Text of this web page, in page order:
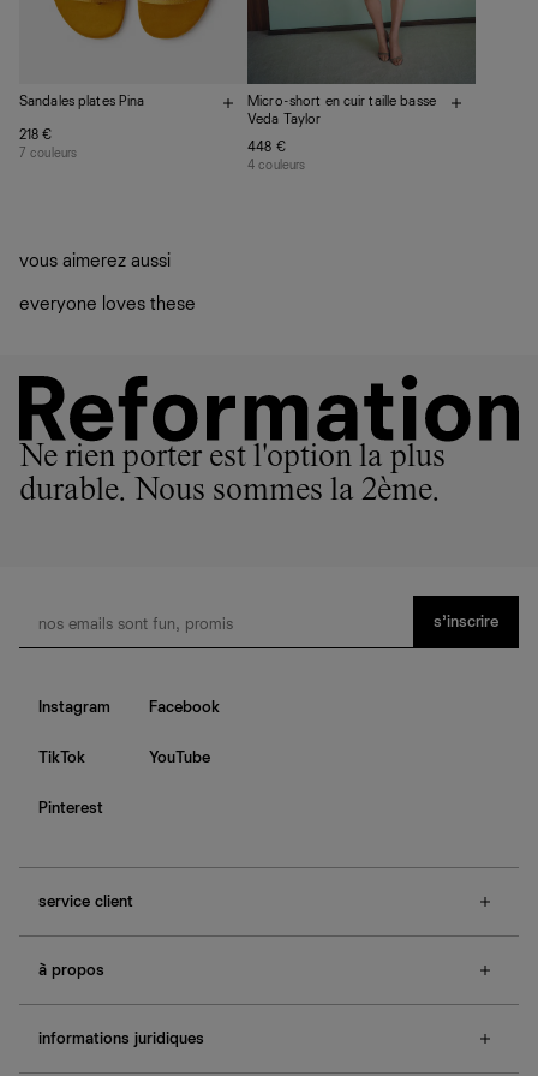
Sandales plates Pina
218 €
7 couleurs
Micro-short en cuir taille basse
Veda Taylor
448 €
4 couleurs
vous aimerez aussi
everyone loves these
Ne rien porter est l'option la plus
durable. Nous sommes la 2ème.
s’inscrire
Instagram Facebook
TikTok YouTube
Pinterest
service client
contactez-nous
guide des tailles
e-cartes cadeaux
à propos
boutiques
informations juridiques